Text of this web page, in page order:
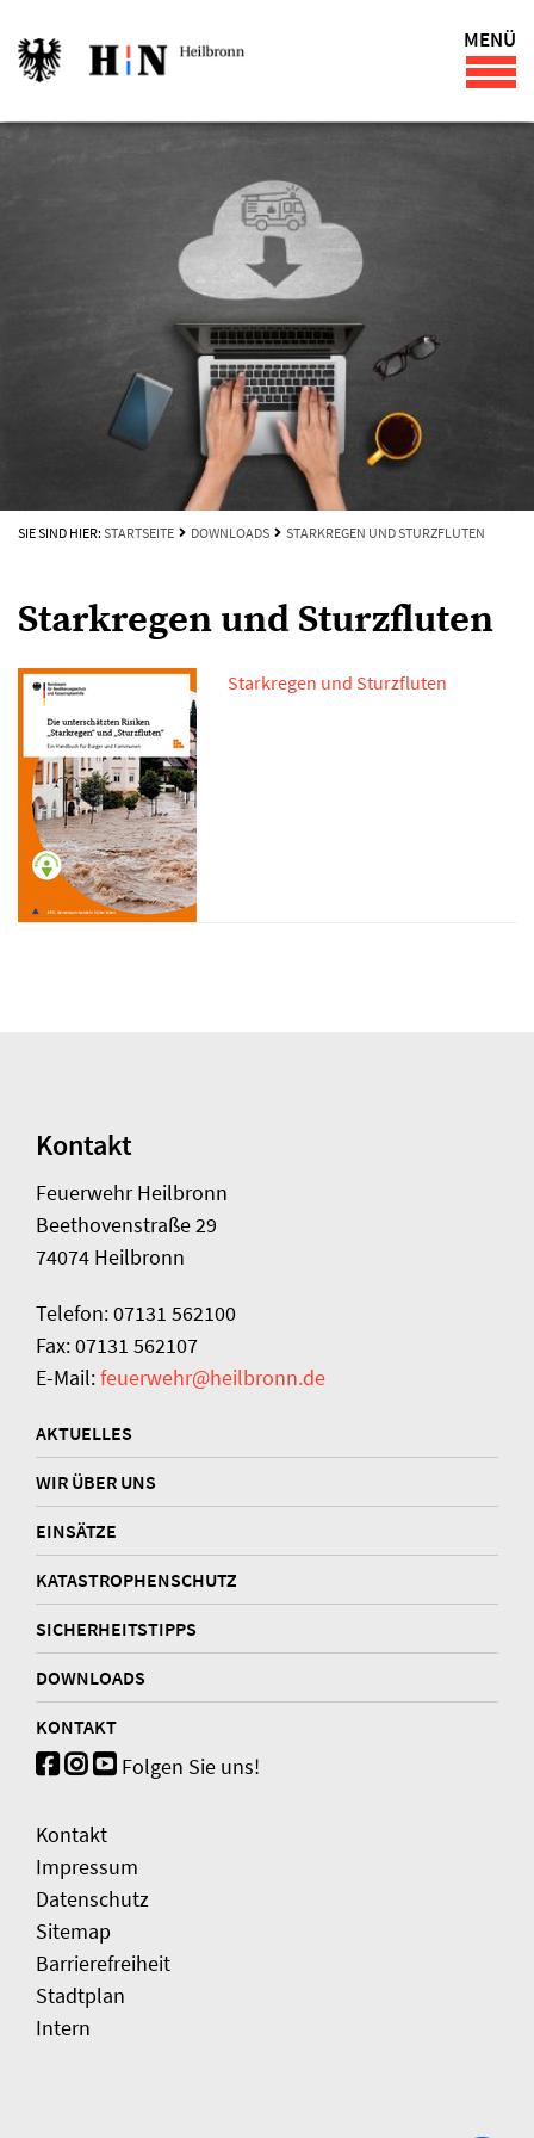
MENÜ
SIE SIND HIER: STARTSEITE DOWNLOADS STARKREGEN UND STURZFLUTEN
Starkregen und Sturzfluten
Starkregen und Sturzfluten
Kontakt
Feuerwehr Heilbronn
Beethovenstraße 29
74074 Heilbronn
Telefon: 07131 562100
Fax: 07131 562107
E-Mail:feuerwehr@heilbronn.de
AKTUELLES
WIR ÜBER UNS
EINSÄTZE
KATASTROPHENSCHUTZ
SICHERHEITSTIPPS
DOWNLOADS
KONTAKT
Folgen Sie uns!
Kontakt
Impressum
Datenschutz
Sitemap
Barrierefreiheit
Stadtplan
Intern